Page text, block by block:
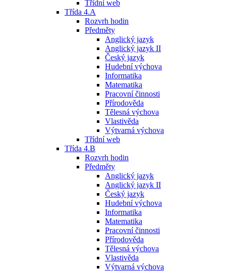
Třídní web
Třída 4.A
Rozvrh hodin
Předměty
Anglický jazyk
Anglický jazyk II
Český jazyk
Hudební výchova
Informatika
Matematika
Pracovní činnosti
Přírodověda
Tělesná výchova
Vlastivěda
Výtvarná výchova
Třídní web
Třída 4.B
Rozvrh hodin
Předměty
Anglický jazyk
Anglický jazyk II
Český jazyk
Hudební výchova
Informatika
Matematika
Pracovní činnosti
Přírodověda
Tělesná výchova
Vlastivěda
Výtvarná výchova